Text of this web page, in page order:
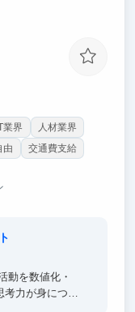
業界
人材業界
由 交通費支給
動を数値化・
力が身につき